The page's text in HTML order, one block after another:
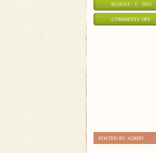
AUGUST - 2 - 2025
COMMENTS OFFON
POSTED BY ADMIN